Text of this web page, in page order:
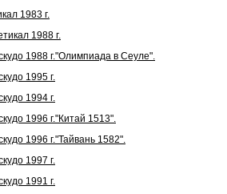
1983 г.
1988 г.
1988 г."Олимпиада в Сеуле".
1995 г.
1994 г.
1996 г."Китай 1513".
1996 г."Тайвань 1582".
1997 г.
1991 г.